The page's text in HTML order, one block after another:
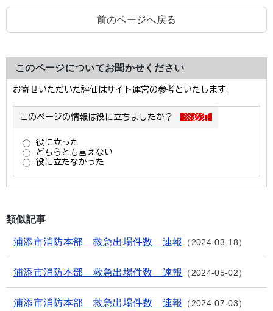
前のページへ戻る
このページについてお聞かせください
類似記事
浦添市消防本部 救急出場件数 速報 2024-03-18
浦添市消防本部 救急出場件数 速報 2024-05-02
浦添市消防本部 救急出場件数 速報 2024-07-03